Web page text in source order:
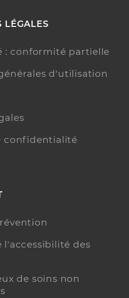
LÉGALES
: conformité partielle
d'utilisation
confidentialité
l'accessibilité des
de soins non